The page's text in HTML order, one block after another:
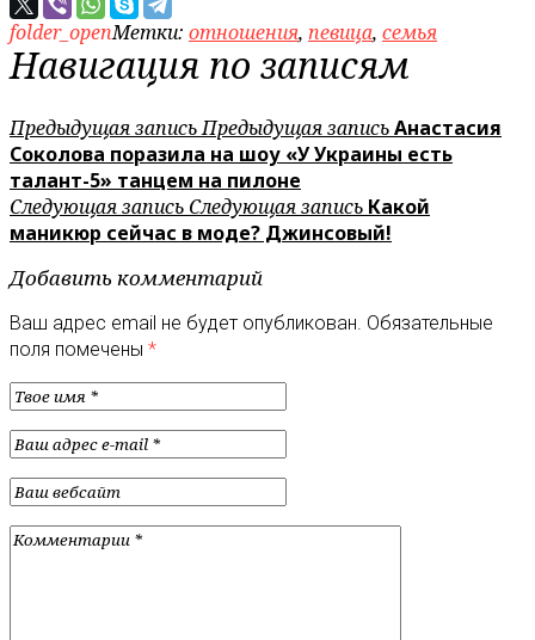
folder_openМетки: отношения, певица, семья
Навигация по записям
Предыдущая записьПредыдущая записьАнастасия
Соколова поразила на шоу «У Украины есть
талант-5» танцем на пилоне
Следующая запись Следующая запись Какой
маникюр сейчас в моде? Джинсовый!
Добавить комментарий
Ваш адрес email не будет опубликован. Обязательные
поля помечены *